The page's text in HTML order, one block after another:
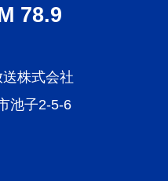
78.9
株式会社
池子2-5-6